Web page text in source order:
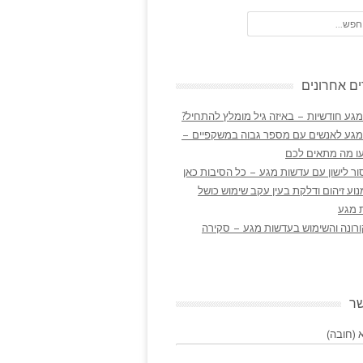
אחרונים
חודשיות – באיזה גיל מומלץ להתחיל?
לאנשים עם מספר גבוה במשקפיים –
מה מתאים לכם
לישון עם עדשות מגע – כל הסיבות כאן
זיהום ודלקת בעין עקב שימוש כושל
מגע
והשימוש בעדשות מגע – סקירה
(חובה)